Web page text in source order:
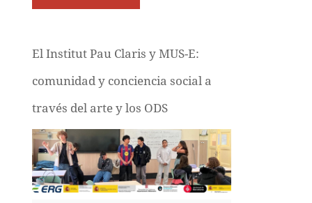
El Institut Pau Claris y MUS-E:
comunidad y conciencia social a
través del arte y los ODS